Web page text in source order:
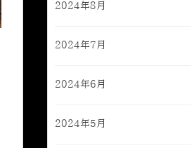
2024年8月
2024年7月
2024年6月
2024年5月